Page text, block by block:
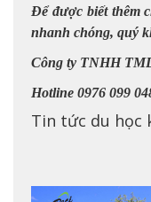
Để được biết thêm
nhanh chóng, quý
Công ty TNHH
Hotline 0976 099
Tin tức du học